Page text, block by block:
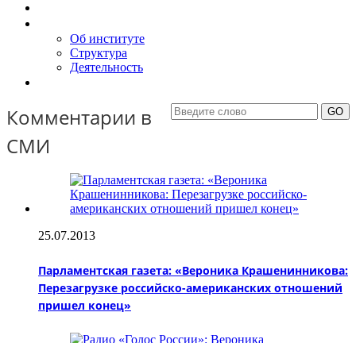
Об институте
Структура
Деятельность
Комментарии в
СМИ
25.07.2013
Парламентская газета: «Вероника Крашенинникова:
Перезагрузке российско-американских отношений
пришел конец»